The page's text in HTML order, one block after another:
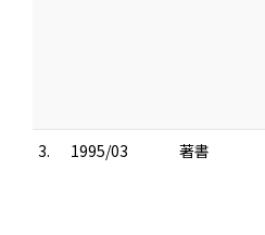
3. 1995/03 著書